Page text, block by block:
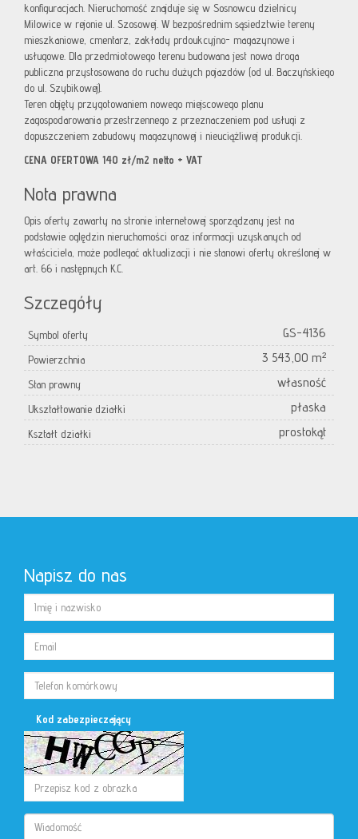
konfiguracjach. Nieruchomość znajduje się w Sosnowcu dzielnicy
Milowice w rejonie ul. Szosowej. W bezpośrednim sąsiedztwie tereny
mieszkaniowe, cmentarz, zakłady prdoukcyjno- magazynowe i
usługowe. Dla przedmiotowego terenu budowana jest nowa droga
publiczna przystosowana do ruchu dużych pojazdów (od ul. Baczyńskiego
do ul. Szybikowej).
Teren objęty przygotowaniem nowego miejscowego planu
zagospodarowania przestrzennego z przeznaczeniem pod usługi z
dopuszczeniem zabudowy magazynowej i nieuciążliwej produkcji.
CENA OFERTOWA 140 zł/m2 netto + VAT
Nota prawna
Opis oferty zawarty na stronie internetowej sporządzany jest na
podstawie oględzin nieruchomości oraz informacji uzyskanych od
właściciela, może podlegać aktualizacji i nie stanowi oferty określonej w
art. 66 i następnych K.C.
Szczegóły
Symbol oferty GS-4136
Powierzchnia 3 543,00 m²
Stan prawny własność
Ukształtowanie działki płaska
Kształt działki prostokąt
Napisz do nas
Kod zabezpieczający